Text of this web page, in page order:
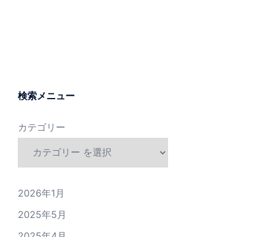
検索メニュー
カテゴリー
2026年1月
2025年5月